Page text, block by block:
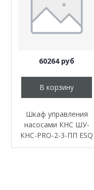
60264 руб
В корзину
Шкаф управления
насосами КНС ШУ-
КНС-PRO-2-3-ПП ESQ